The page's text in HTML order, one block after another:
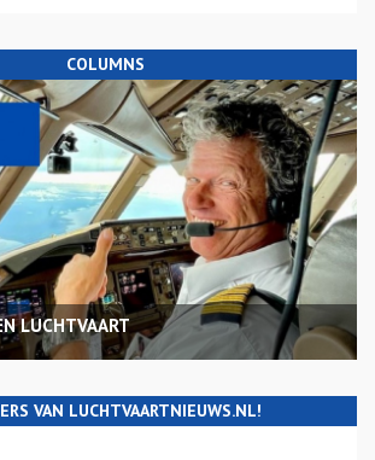
COLUMNS
LUCHTVAART
VAN LUCHTVAARTNIEUWS.NL!